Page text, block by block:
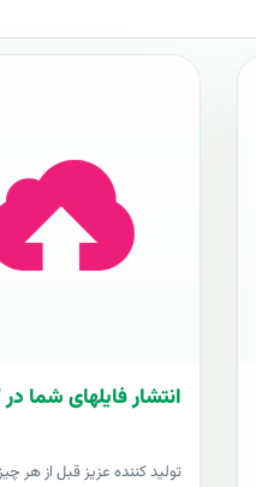
انتشار فایلهای شما در
توليد کننده عزيز قبل از هر